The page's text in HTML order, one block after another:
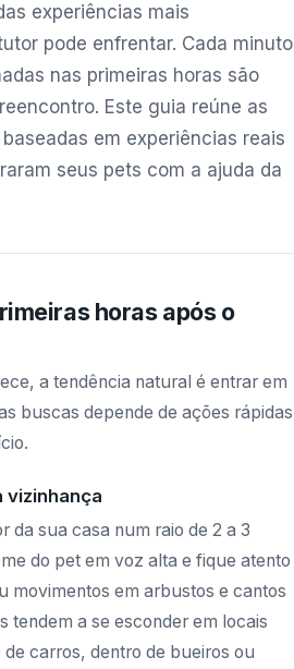
experiências mais
pode enfrentar. Cada minuto
nas primeiras horas são
Este guia reúne as
em experiências reais
seus pets com a ajuda da
horas após o
a tendência natural é entrar em
buscas depende de ações rápidas
vizinhança
da sua casa num raio de 2 a 3
do pet em voz alta e fique atento
movimentos em arbustos e cantos
tendem a se esconder em locais
carros, dentro de bueiros ou